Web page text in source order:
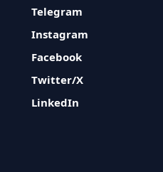
Telegram
Instagram
Facebook
Twitter/X
LinkedIn